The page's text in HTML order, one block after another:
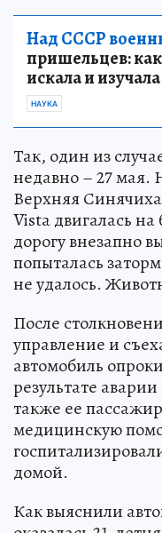
Над СССР
пришельцев: как
искала и
НАУКА
Так, один из
недавно – 27 мая.
Верхняя
Vista двигалась
дорогу внезапно
попыталась
не удалось.
После
управление и
автомобиль
результате
также ее
медицинскую
домой.
Как выяснили